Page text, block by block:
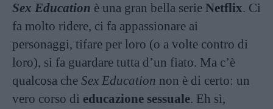
Sex Education è una gran bella serie Netflix. Ci
fa molto ridere, ci fa appassionare ai
personaggi, tifare per loro (o a volte contro di
loro), si fa guardare tutta d’un fiato. Ma c’è
qualcosa che Sex Education non è di certo: un
vero corso di educazione sessuale. Eh sì,